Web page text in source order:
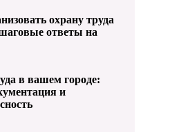
охрану труда
ответы на
в вашем городе:
и